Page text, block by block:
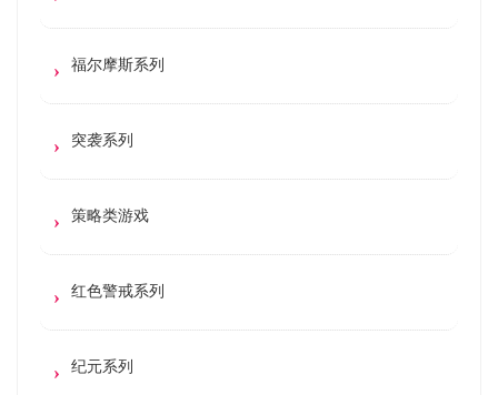
福尔摩斯系列
突袭系列
策略类游戏
红色警戒系列
纪元系列